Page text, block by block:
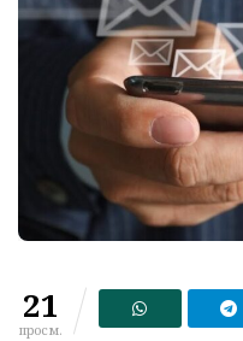
21
просм.